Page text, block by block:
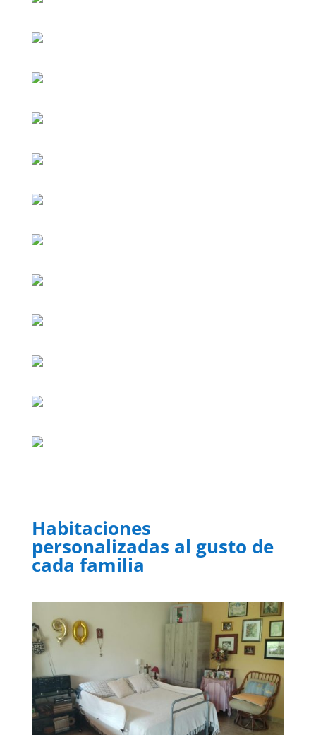
Habitaciones
personalizadas al gusto de
cada familia